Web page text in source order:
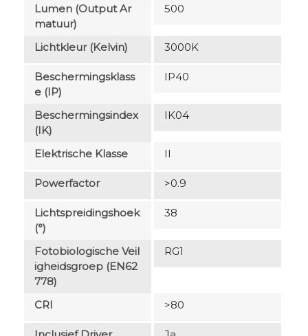
Lumen (output Ar
Matuur)
500
Lichtkleur (Kelvin) 3000K
Beschermingsklass
E (IP)
IP40
Beschermingsindex
(IK)
IK04
Elektrische Klasse II
Powerfactor >0.9
Lichtspreidingshoek
(°)
38
Fotobiologische Veil
Igheidsgroep (EN62
778)
RG1
CRI >80